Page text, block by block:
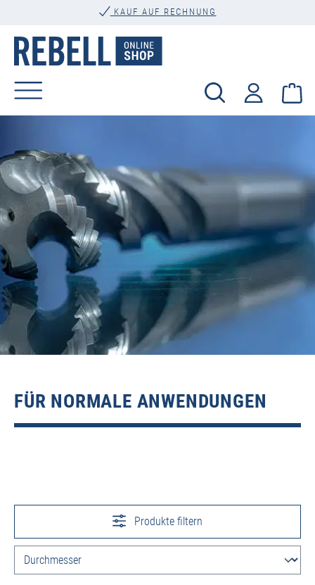
KAUF AUF RECHNUNG
FÜR NORMALE ANWENDUNGEN
Produkte filtern